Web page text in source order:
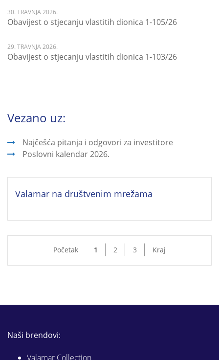
30. TRAVNJA 2026.
Obavijest o stjecanju vlastitih dionica 1-105/26
29. TRAVNJA 2026.
Obavijest o stjecanju vlastitih dionica 1-103/26
Vezano uz:
Najčešća pitanja i odgovori za investitore
Poslovni kalendar 2026.
Valamar na društvenim mrežama
Početak 1 2 3 Kraj
Naši brendovi:
Valamar Collection